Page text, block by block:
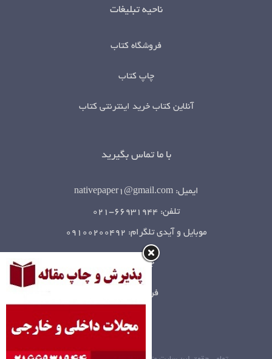
ناحیه تبلیغات
فروشگاه کتاب
چاپ کتاب
آنلاین کتاب خرید اینترنتی کتاب
با ما تماس بگیرید
ایمیل: nativepaper1@gmail.com
تلفن: 66931944-021
موبایل و آیدی تلگرام: 09100200492
چاپ کتاب
فروش کتاب